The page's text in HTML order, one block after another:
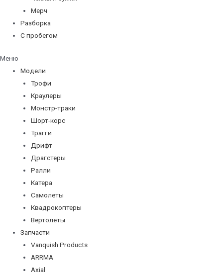
Мерч
Разборка
С пробегом
Меню
Модели
Трофи
Краулеры
Монстр-траки
Шорт-корс
Трагги
Дрифт
Драгстеры
Ралли
Катера
Самолеты
Квадрокоптеры
Вертолеты
Запчасти
Vanquish Products
ARRMA
Axial